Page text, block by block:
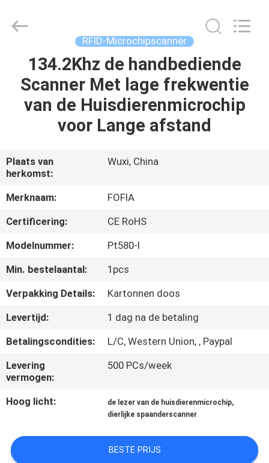
HUIS
PRODUCTEN
ONGEVEER
ONS
FABRIEKSREIS
KWALITEITSCONTROLE
CONTACTEER
ONS
NIEUWS
VERZOEK
OM EEN
CITAAT
RFID-Microchipscanner
134.2Khz de handbediende
Scanner Met lage frekwentie
van de Huisdierenmicrochip
voor Lange afstand
Plaats van
herkomst:
Wuxi, China
Merknaam:
FOFIA
Certificering:
CE RoHS
Modelnummer:
Pt580-I
Min. bestelaantal:
1pcs
Verpakking Details:
Kartonnen doos
Levertijd:
1 dag na de betaling
Betalingscondities:
L/C, Western Union, , Paypal
Levering
vermogen:
500 PCs/week
Hoog licht: de lezer van de huisdierenmicrochip,
dierlijke spaanderscanner
BESTE PRIJS